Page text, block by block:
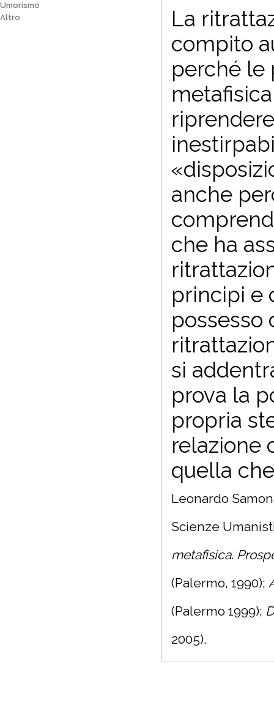
Umorismo
Altro
La
compito
perché le
anche
che ha
principi e
possesso
si
prova la
propria
relazione
quella
Leonardo
Scienze
metafisica.
(Palermo, 1990);
(Palermo 1999);
2005).